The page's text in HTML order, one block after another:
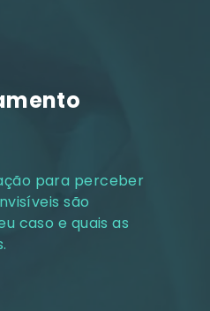
para perceber
são
caso e quais as